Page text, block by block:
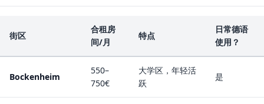
街区
合租房
间/月
特点
日常德语
使用？
Bockenheim
550–
750€
大学区，年轻活
跃
是